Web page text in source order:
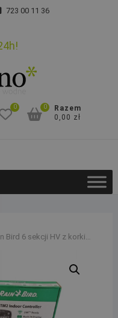
723 00 11 36
0
Razem
0,00 zł
0
z korkiem Sterownik TM2 Czujnik RSDBEX PE 32